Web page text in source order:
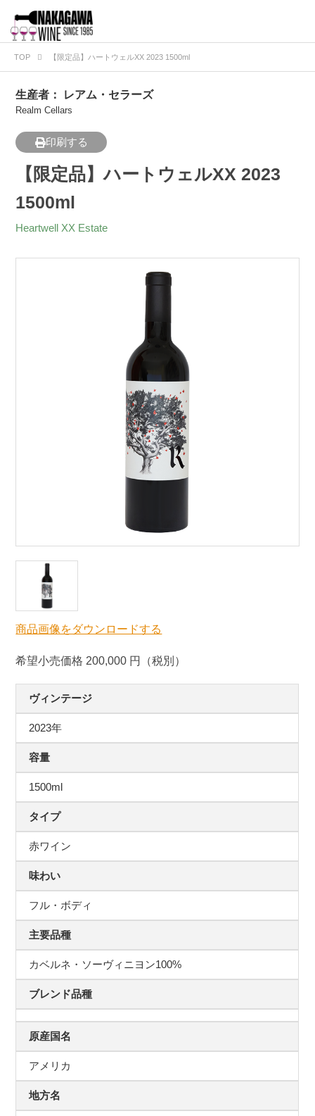
TOP 【限定品】ハートウェルXX 2023 1500ml
生産者： レアム・セラーズ
Realm Cellars
印刷する
【限定品】ハートウェルXX 2023
1500ml
Heartwell XX Estate
商品画像をダウンロードする
希望小売価格 200,000 円（税別）
ヴィンテージ
2023年
容量
1500ml
タイプ
赤ワイン
味わい
フル・ボディ
主要品種
カベルネ・ソーヴィニヨン100%
ブレンド品種
原産国名
アメリカ
地方名